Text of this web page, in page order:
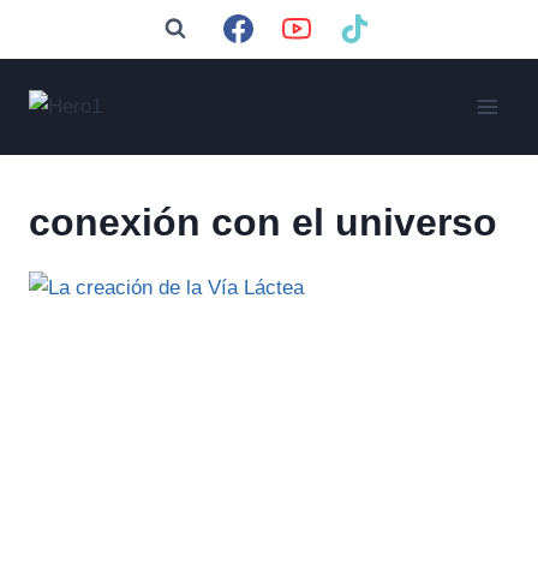
conexión con el universo